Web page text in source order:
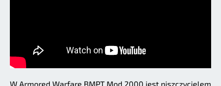
W Armored Warfare BMPT Mod.2000 jest niszczycielem